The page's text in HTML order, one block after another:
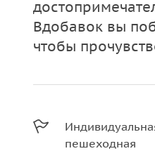
Вдобавок вы
чтобы
пешеходная